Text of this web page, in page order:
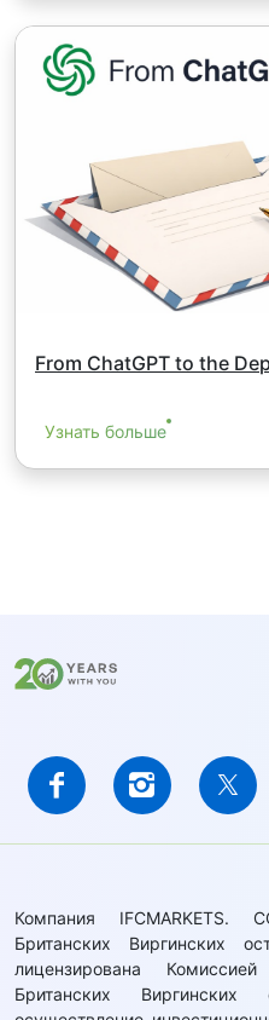
From ChatGPT to the
Узнать больше
Компания IFCMARKETS.
Британских Виргинских
лицензирована
Британских